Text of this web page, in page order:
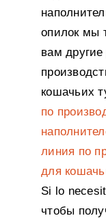
опилок мы
вам
кошачьих
по
линия по
для
Si lo
чтобы